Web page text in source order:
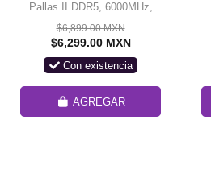
Pallas II DDR5, 6000MHz,
24GB, CL30, Plata
$6,899.00 MXN
$6,299.00 MXN
Con existencia
AGREGAR